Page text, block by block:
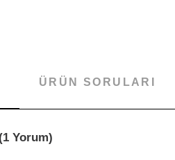
ÜRÜN SORULARI
Yorum)